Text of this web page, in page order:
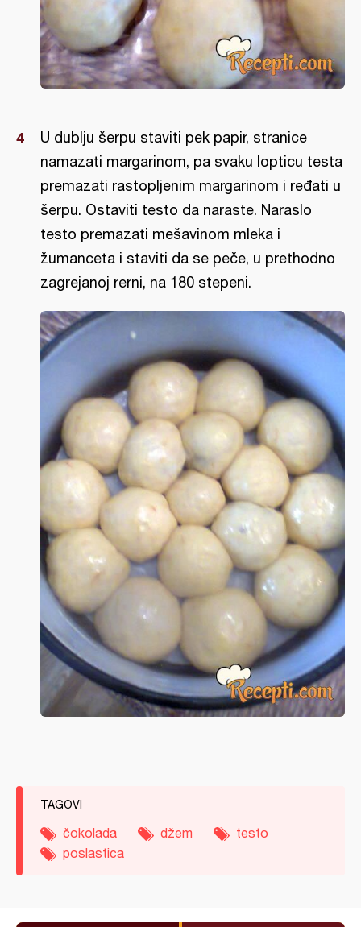
U dublju šerpu staviti pek papir, stranice
namazati margarinom, pa svaku lopticu testa
premazati rastopljenim margarinom i ređati u
šerpu. Ostaviti testo da naraste. Naraslo
testo premazati mešavinom mleka i
žumanceta i staviti da se peče, u prethodno
zagrejanoj rerni, na 180 stepeni.
TAGOVI
čokolada džem
testo
poslastica